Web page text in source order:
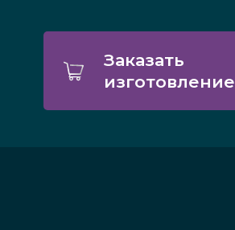
Заказать
изготовление